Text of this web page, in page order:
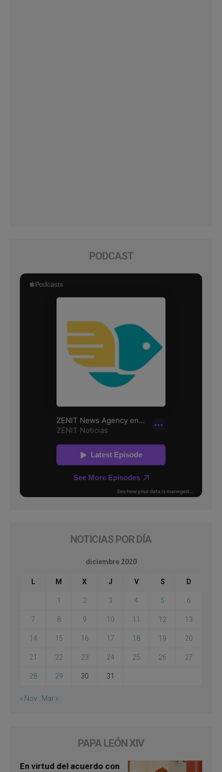
PODCAST
NOTICIAS POR DÍA
diciembre 2020
L M X J V S D
1 2 3 4 5 6
7 8 9 10 11 12 13
14 15 16 17 18 19 20
21 22 23 24 25 26 27
28 29 30 31
« Nov Mar »
PAPA LEÓN XIV
En virtud del acuerdo con